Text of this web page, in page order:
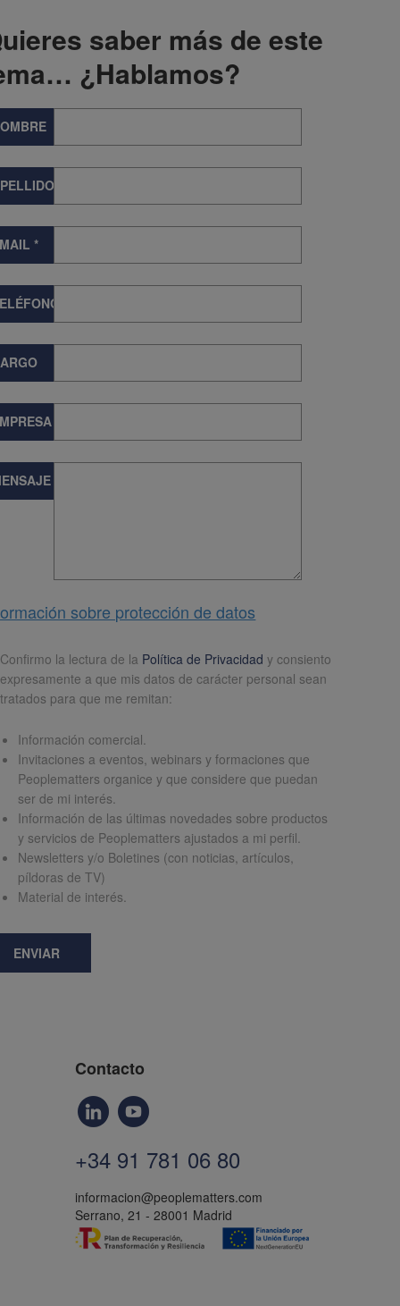
saber más de este
¿Hablamos?
*
sobre protección de datos
Confirmo la lectura de la Política de Privacidad y consiento
expresamente a que mis datos de carácter personal sean
tratados para que me remitan:
Información comercial.
Invitaciones a eventos, webinars y formaciones que
Peoplematters organice y que considere que puedan
ser de mi interés.
Información de las últimas novedades sobre productos
y servicios de Peoplematters ajustados a mi perfil.
Newsletters y/o Boletines (con noticias, artículos,
píldoras de TV)
Material de interés.
ENVIAR
Contacto
+34 91 781 06 80
informacion@peoplematters.com
Serrano, 21 - 28001 Madrid